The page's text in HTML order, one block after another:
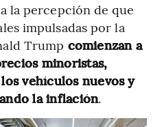
la percepción de que
impulsadas por la
Trump comienzan a
minoristas,
vehículos nuevos y
la inflación.